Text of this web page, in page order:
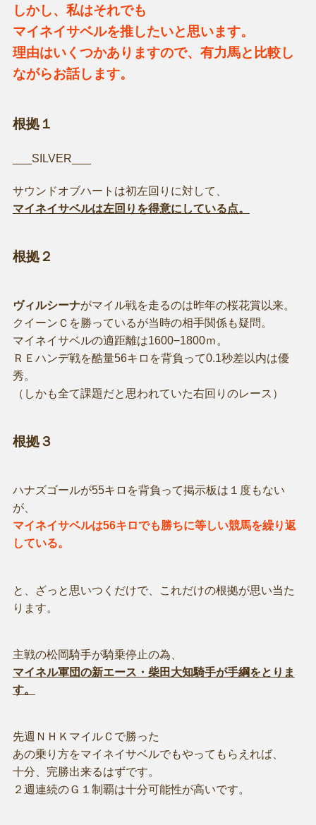
しかし、私はそれでも
マイネイサベルを推したいと思います。
理由はいくつかありますので、有力馬と比較し
ながらお話します。
根拠１
___SILVER___
サウンドオブハートは初左回りに対して、
マイネイサベルは左回りを得意にしている点。
根拠２
ヴィルシーナがマイル戦を走るのは昨年の桜花賞以来。
クイーンＣを勝っているが当時の相手関係も疑問。
マイネイサベルの適距離は1600−1800ｍ。
ＲＥハンデ戦を酷量56キロを背負って0.1秒差以内は優
秀。
（しかも全て課題だと思われていた右回りのレース）
根拠３
ハナズゴールが55キロを背負って掲示板は１度もない
が、
マイネイサベルは56キロでも勝ちに等しい競馬を繰り返
している。
と、ざっと思いつくだけで、これだけの根拠が思い当た
ります。
主戦の松岡騎手が騎乗停止の為、
マイネル軍団の新エース・柴田大知騎手が手綱をとりま
す。
先週ＮＨＫマイルＣで勝った
あの乗り方をマイネイサベルでもやってもらえれば、
十分、完勝出来るはずです。
２週連続のＧ１制覇は十分可能性が高いです。